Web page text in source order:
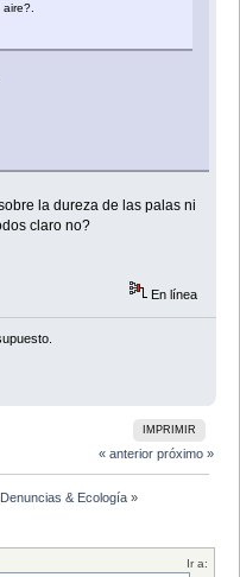
la dureza de las palas ni
claro no?
En línea
IMPRIMIR
« anterior próximo »
Denuncias & Ecología»
Ir a: